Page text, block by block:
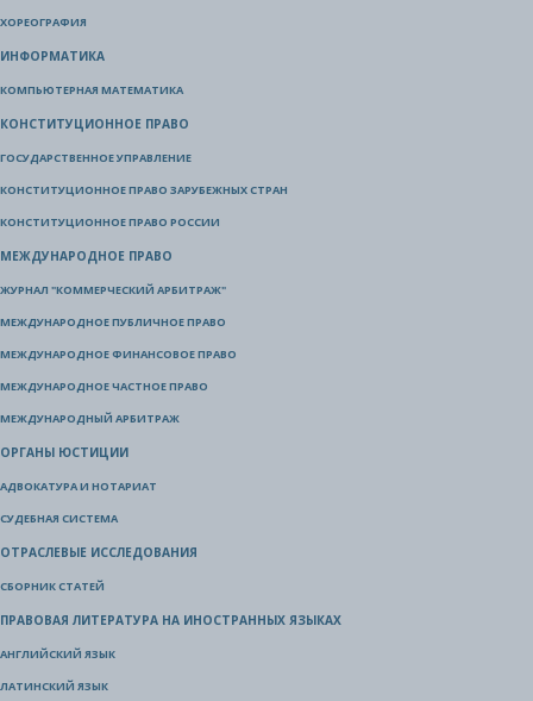
ХОРЕОГРАФИЯ
ИНФОРМАТИКА
КОМПЬЮТЕРНАЯ МАТЕМАТИКА
КОНСТИТУЦИОННОЕ ПРАВО
ГОСУДАРСТВЕННОЕ УПРАВЛЕНИЕ
КОНСТИТУЦИОННОЕ ПРАВО ЗАРУБЕЖНЫХ СТРАН
КОНСТИТУЦИОННОЕ ПРАВО РОССИИ
МЕЖДУНАРОДНОЕ ПРАВО
ЖУРНАЛ "КОММЕРЧЕСКИЙ АРБИТРАЖ"
МЕЖДУНАРОДНОЕ ПУБЛИЧНОЕ ПРАВО
МЕЖДУНАРОДНОЕ ФИНАНСОВОЕ ПРАВО
МЕЖДУНАРОДНОЕ ЧАСТНОЕ ПРАВО
МЕЖДУНАРОДНЫЙ АРБИТРАЖ
ОРГАНЫ ЮСТИЦИИ
АДВОКАТУРА И НОТАРИАТ
СУДЕБНАЯ СИСТЕМА
ОТРАСЛЕВЫЕ ИССЛЕДОВАНИЯ
СБОРНИК СТАТЕЙ
ПРАВОВАЯ ЛИТЕРАТУРА НА ИНОСТРАННЫХ ЯЗЫКАХ
АНГЛИЙСКИЙ ЯЗЫК
ЛАТИНСКИЙ ЯЗЫК